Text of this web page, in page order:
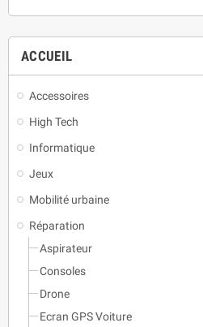
ACCUEIL
Accessoires
High Tech
Informatique
Jeux
Mobilité urbaine
Réparation
Aspirateur
Consoles
Drone
Ecran GPS Voiture